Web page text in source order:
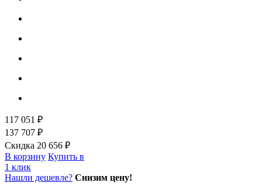
117 051 ₽
137 707 ₽
Скидка 20 656 ₽
В корзину Купить в
1 клик
Нашли дешевле? Снизим цену!